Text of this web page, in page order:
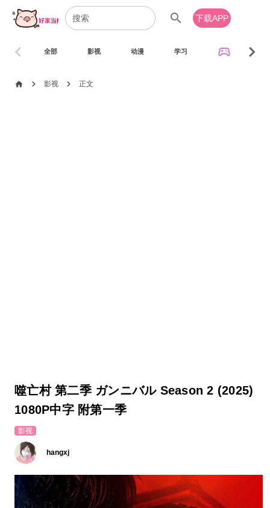
search 下载APP
全部 影视 动漫 学习 sports_esports
chevron_left chevron_right
home chevron_right 影视 chevron_right 正文
噬亡村 第二季 ガンニバル Season 2 (2025)
1080P中字 附第一季
影视
hangxj